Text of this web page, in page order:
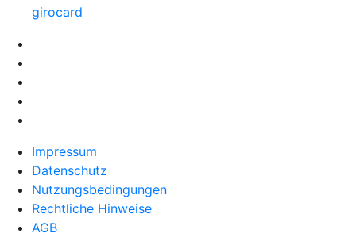
girocard
Impressum
Datenschutz
Nutzungsbedingungen
Rechtliche Hinweise
AGB